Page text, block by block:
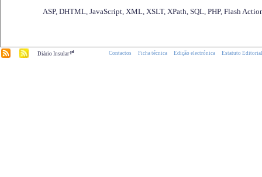
ASP, DHTML, JavaScript, XML, XSLT, XPath, SQL, PHP, Flash
Diário Insular.pt Contactos Ficha técnica Edição electrónica Estatuto Editorial